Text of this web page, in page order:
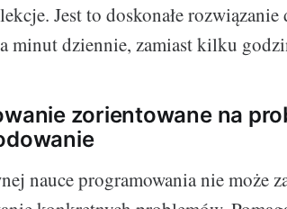
Jest to doskonałe
minut dziennie, zamiast kilku
zorientowane na
nauce programowania nie może